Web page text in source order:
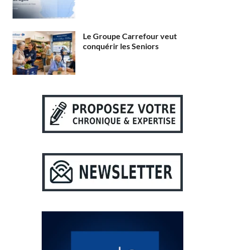
Le Groupe Carrefour veut
conquérir les Seniors